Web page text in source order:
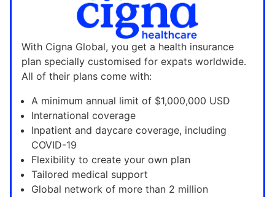
With Cigna Global, you get a health insurance
plan specially customised for expats worldwide.
All of their plans come with:
A minimum annual limit of $1,000,000 USD
International coverage
Inpatient and daycare coverage, including
COVID-19
Flexibility to create your own plan
Tailored medical support
Global network of more than 2 million